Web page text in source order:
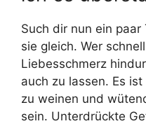
Such dir nun ein
sie gleich. Wer
Liebesschmerz
auch zu lassen. Es
zu weinen und
sein. Unterdrückte